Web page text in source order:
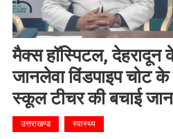
मैक्स हॉस्पिटल, देहरादून
जानलेवा विंडपाइप चोट
स्कूल टीचर की बचाई
उत्तराखण्ड स्वास्थ्य